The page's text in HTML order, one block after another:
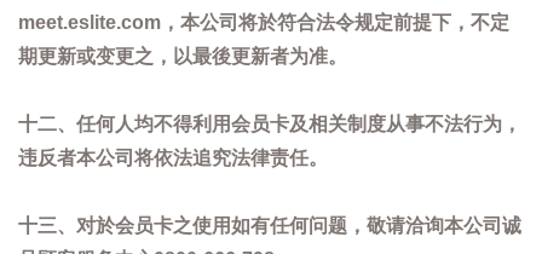
meet.eslite.com，本公司将於符合法令规定前提下，不定
期更新或变更之，以最後更新者为准。
十二、任何人均不得利用会员卡及相关制度从事不法行为，
违反者本公司将依法追究法律责任。
十三、对於会员卡之使用如有任何问题，敬请洽询本公司诚